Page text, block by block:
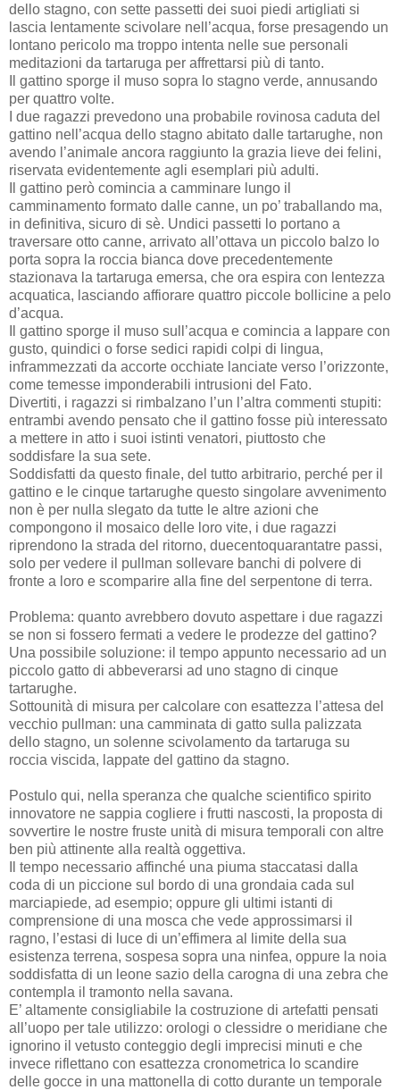
dello stagno, con sette passetti dei suoi piedi artigliati si
lascia lentamente scivolare nell’acqua, forse presagendo un
lontano pericolo ma troppo intenta nelle sue personali
meditazioni da tartaruga per affrettarsi più di tanto.
Il gattino sporge il muso sopra lo stagno verde, annusando
per quattro volte.
I due ragazzi prevedono una probabile rovinosa caduta del
gattino nell’acqua dello stagno abitato dalle tartarughe, non
avendo l’animale ancora raggiunto la grazia lieve dei felini,
riservata evidentemente agli esemplari più adulti.
Il gattino però comincia a camminare lungo il
camminamento formato dalle canne, un po’ traballando ma,
in definitiva, sicuro di sè. Undici passetti lo portano a
traversare otto canne, arrivato all’ottava un piccolo balzo lo
porta sopra la roccia bianca dove precedentemente
stazionava la tartaruga emersa, che ora espira con lentezza
acquatica, lasciando affiorare quattro piccole bollicine a pelo
d’acqua.
Il gattino sporge il muso sull’acqua e comincia a lappare con
gusto, quindici o forse sedici rapidi colpi di lingua,
inframmezzati da accorte occhiate lanciate verso l’orizzonte,
come temesse imponderabili intrusioni del Fato.
Divertiti, i ragazzi si rimbalzano l’un l’altra commenti stupiti:
entrambi avendo pensato che il gattino fosse più interessato
a mettere in atto i suoi istinti venatori, piuttosto che
soddisfare la sua sete.
Soddisfatti da questo finale, del tutto arbitrario, perché per il
gattino e le cinque tartarughe questo singolare avvenimento
non è per nulla slegato da tutte le altre azioni che
compongono il mosaico delle loro vite, i due ragazzi
riprendono la strada del ritorno, duecentoquarantatre passi,
solo per vedere il pullman sollevare banchi di polvere di
fronte a loro e scomparire alla fine del serpentone di terra.
Problema: quanto avrebbero dovuto aspettare i due ragazzi
se non si fossero fermati a vedere le prodezze del gattino?
Una possibile soluzione: il tempo appunto necessario ad un
piccolo gatto di abbeverarsi ad uno stagno di cinque
tartarughe.
Sottounità di misura per calcolare con esattezza l’attesa del
vecchio pullman: una camminata di gatto sulla palizzata
dello stagno, un solenne scivolamento da tartaruga su
roccia viscida, lappate del gattino da stagno.
Postulo qui, nella speranza che qualche scientifico spirito
innovatore ne sappia cogliere i frutti nascosti, la proposta di
sovvertire le nostre fruste unità di misura temporali con altre
ben più attinente alla realtà oggettiva.
Il tempo necessario affinché una piuma staccatasi dalla
coda di un piccione sul bordo di una grondaia cada sul
marciapiede, ad esempio; oppure gli ultimi istanti di
comprensione di una mosca che vede approssimarsi il
ragno, l’estasi di luce di un’effimera al limite della sua
esistenza terrena, sospesa sopra una ninfea, oppure la noia
soddisfatta di un leone sazio della carogna di una zebra che
contempla il tramonto nella savana.
E’ altamente consigliabile la costruzione di artefatti pensati
all’uopo per tale utilizzo: orologi o clessidre o meridiane che
ignorino il vetusto conteggio degli imprecisi minuti e che
invece riflettano con esattezza cronometrica lo scandire
delle gocce in una mattonella di cotto durante un temporale